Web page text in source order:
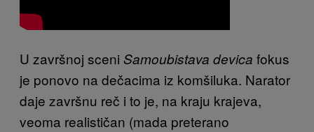
U završnoj sceni Samoubistava devica fokus
je ponovo na dečacima iz komšiluka. Narator
daje završnu reč i to je, na kraju krajeva,
veoma realističan (mada preterano